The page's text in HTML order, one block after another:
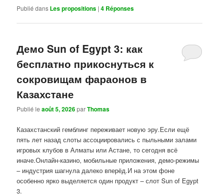
Publié dans Les propositions |4 Réponses
Демо Sun of Egypt 3: как
бесплатно прикоснуться к
сокровищам фараонов в
Казахстане
Publié leaoût 5, 2026parThomas
Казахстанский гемблинг переживает новую эру.Если ещё
пять лет назад слоты ассоциировались с пыльными залами
игровых клубов в Алматы или Астане, то сегодня всё
иначе.Онлайн-казино, мобильные приложения, демо-режимы
– индустрия шагнула далеко вперёд.И на этом фоне
особенно ярко выделяется один продукт – слот Sun of Egypt
3.